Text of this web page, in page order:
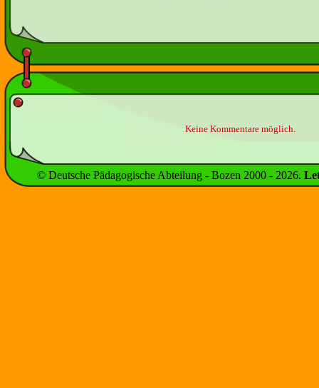
Keine Kommentare möglich.
© Deutsche Pädagogische Abteilung - Bozen 2000 - 2026.